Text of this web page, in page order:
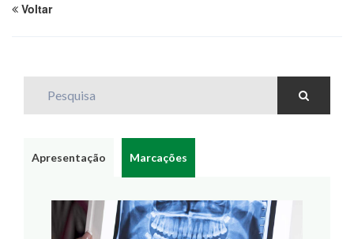
Voltar
Apresentação Marcações